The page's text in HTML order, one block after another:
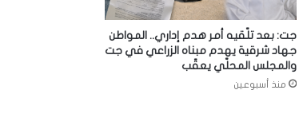
جت: بعد تلّقيه أمر هدم إداري.. المواطن
جهاد شرقية يهدم مبناه الزراعي في جت
والمجلس المحلّي يعقّب
منذ أسبوعين